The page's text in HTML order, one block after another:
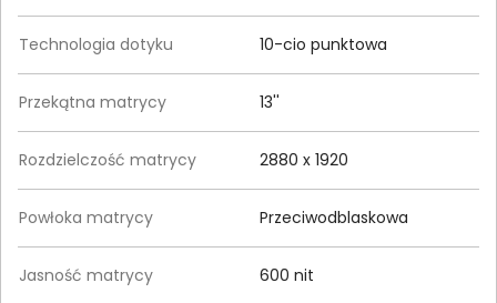
Technologia dotyku 10-cio punktowa
Przekątna matrycy 13''
Rozdzielczość matrycy 2880 x 1920
Powłoka matrycy Przeciwodblaskowa
Jasność matrycy 600 nit